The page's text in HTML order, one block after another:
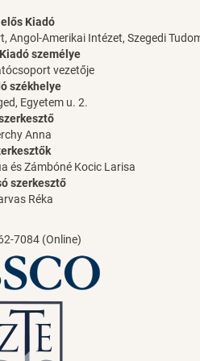
Kiadó
Amerikai Intézet, Szegedi
személye
vezetője
székhelye
Egyetem u. 2.
Anna
és Zámbóné Kocic Larisa
szerkesztő
Réka
7084 (Online)